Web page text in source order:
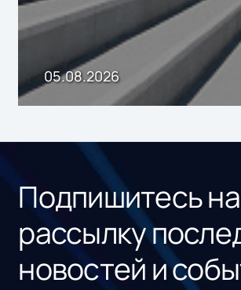
хранения данных
05.08.2026
Подпишитесь
рассылку
новостей и